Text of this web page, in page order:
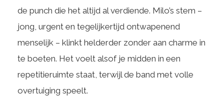
de punch die het altijd al verdiende. Milo’s stem –
jong, urgent en tegelijkertijd ontwapenend
menselijk – klinkt helderder zonder aan charme in
te boeten. Het voelt alsof je midden in een
repetitieruimte staat, terwijl de band met volle
overtuiging speelt.